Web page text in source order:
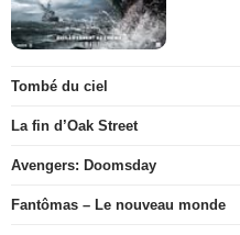
Tombé du ciel
La fin d’Oak Street
Avengers: Doomsday
Fantômas – Le nouveau monde